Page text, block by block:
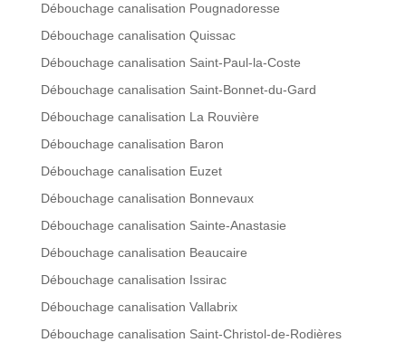
Débouchage canalisation Pougnadoresse
Débouchage canalisation Quissac
Débouchage canalisation Saint-Paul-la-Coste
Débouchage canalisation Saint-Bonnet-du-Gard
Débouchage canalisation La Rouvière
Débouchage canalisation Baron
Débouchage canalisation Euzet
Débouchage canalisation Bonnevaux
Débouchage canalisation Sainte-Anastasie
Débouchage canalisation Beaucaire
Débouchage canalisation Issirac
Débouchage canalisation Vallabrix
Débouchage canalisation Saint-Christol-de-Rodières